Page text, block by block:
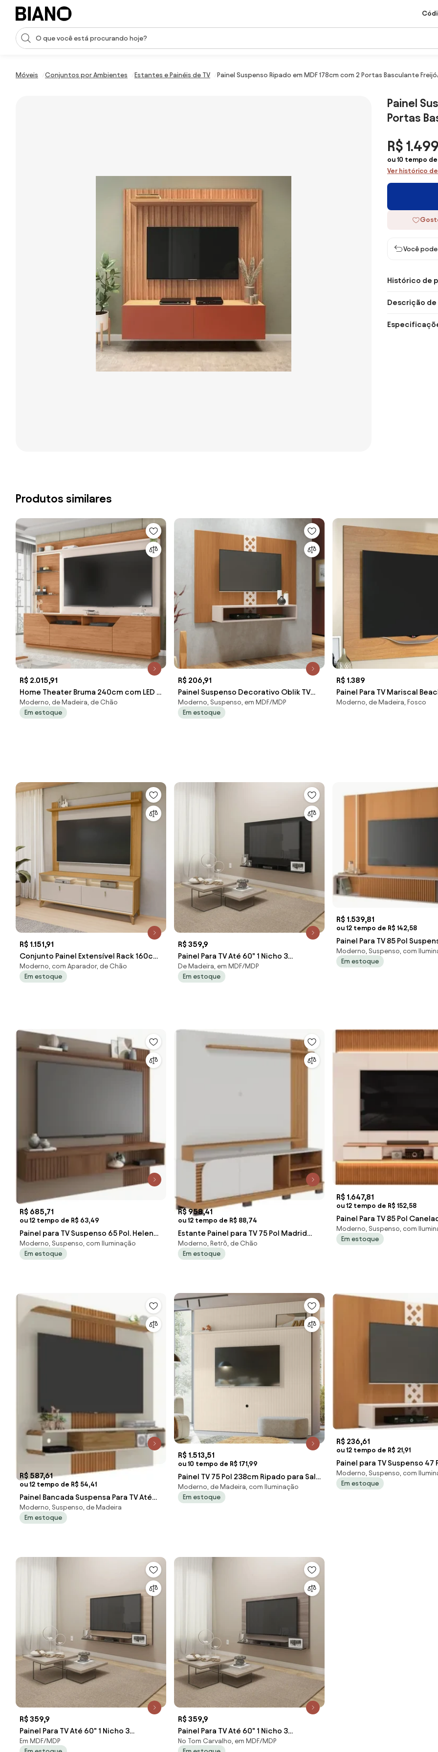
Saltar para o conteúdo
Entrada de pesquisa
Móveis Conjuntos por Ambientes Estantes e Painéis de TV Painel Suspenso Ripado em MDF 178cm com 2 Portas Basculante
Painel
Portas
R$ 1.499
ou 10 tempo de
Ver histórico
Você
Histórico de
Descrição
Produtos similares
R$ 2.015,91
Home Theater Bruma 240cm com LED e
Prateleiras em Vidro para TV até 65
Moderno, de Madeira, de Chão
Em estoque
R$ 206,91
Painel Suspenso Decorativo Oblik TV
até 47 Pol Cinamomo/Off White G26 -
Gran Belo
Moderno, Suspenso, em MDF/MDP
Em estoque
R$ 1.389
Painel Para TV Mariscal
Moderno, de Madeira, Fosco
R$ 1.151,91
Conjunto Painel Extensível Rack 160cm
LED Tremonti/Duarte TV até 55
Tauari/Off White G77 - Gran Belo
Moderno, com Aparador, de Chão
Em estoque
R$ 359,9
Painel Para TV Até 60" 1 Nicho 3
Prateleiras Premium Preto
De Madeira, em MDF/MDP
Em estoque
R$ 1.539,81
ou 12 tempo de R$ 142,58
Painel Para TV 85 Pol
Canelado Com LED Vivaz
White/Ci
Moderno, Suspenso, com
Em estoque
R$ 685,71
ou 12 tempo de R$ 63,49
Painel para TV Suspenso 65 Pol. Helen
C01 Fendi/Havana - Mpozenato
Moderno, Suspenso, com Iluminação
Em estoque
R$ 958,41
ou 12 tempo de R$ 88,74
Estante Painel para TV 75 Pol Madrid
C05 Off White Matte/Freijó - Mpoz
Moderno, Retrô, de Chão
Em estoque
R$ 1.647,81
ou 12 tempo de R$ 152,58
Painel Para TV 85 Pol
Extensível Piso ao Teto
White/F
Moderno, Suspenso, com
Em estoque
R$ 587,61
ou 12 tempo de R$ 54,41
Painel Bancada Suspensa Para TV Até
65 Polegadas Lisboa Off White/Cina
Moderno, Suspenso, de Madeira
Em estoque
R$ 1.513,51
ou 10 tempo de R$ 171,99
Painel TV 75 Pol 238cm Ripado para Sala
Kalven Off White M20 - D'Rossi
Moderno, de Madeira, com Iluminação
Em estoque
R$ 236,61
ou 12 tempo de R$ 21,91
Painel para TV Suspenso 47
Nicho Format H01 Off
Moderno, Suspenso, com
Em estoque
R$ 359,9
Painel Para TV Até 60" 1 Nicho 3
Prateleiras Marrom Montana
Em MDF/MDP
R$ 359,9
Painel Para TV Até 60" 1 Nicho 3
Prateleiras Cinza Carvalho
No Tom Carvalho, em MDF/MDP